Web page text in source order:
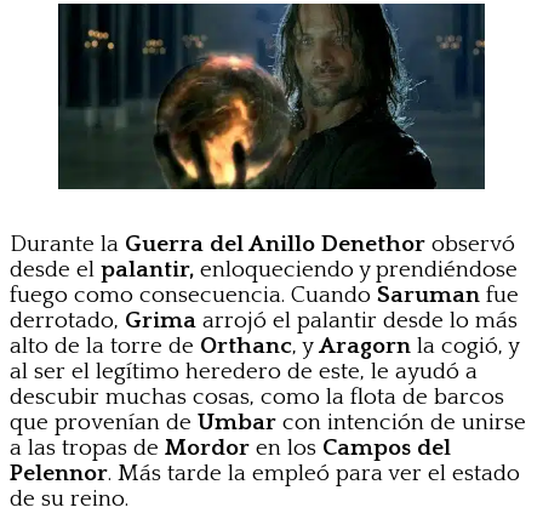
Durante la Guerra del Anillo Denethor observó
desde el palantir, enloqueciendo y prendiéndose
fuego como consecuencia. Cuando Saruman fue
derrotado, Grima arrojó el palantir desde lo más
alto de la torre de Orthanc, yAragorn la cogió, y
al ser el legítimo heredero de este, le ayudó a
descubir muchas cosas, como la flota de barcos
que provenían de Umbar con intención de unirse
a las tropas de Mordor en los Campos del
Pelennor. Más tarde la empleó para ver el estado
de su reino.